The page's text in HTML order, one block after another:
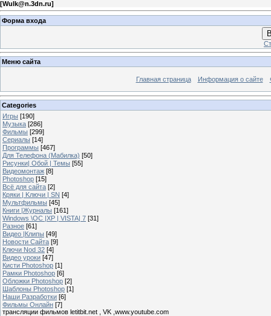
[Wulk@n.3dn.ru]
Форма входа
Меню сайта
Главная страница Информация о сайте
Categories
Игры [190]
Музыка [286]
Фильмы [299]
Сериалы [14]
Программы [467]
Для Телефона (Мабилка) [50]
Рисунки| Обой | Темы [55]
Видеомонтаж [8]
Photoshop [15]
Всё для сайта [2]
Кряки | Kлючи | SN [4]
Мультфильмы [45]
Книги |Журналы [161]
Windows \OC |XP | VISTA| 7 [31]
Разное [61]
Видео |Клипы [49]
Новости Сайта [9]
Ключи Nod 32 [4]
Видео уроки [47]
Кисти Photoshop [1]
Рамки Photoshop [6]
Обложки Photoshop [2]
Шаблоны Photoshop [1]
Наши Разработки [6]
Фильмы Онлайн [7]
трансляции фильмов letitbit.net , VK ,www.youtube.com